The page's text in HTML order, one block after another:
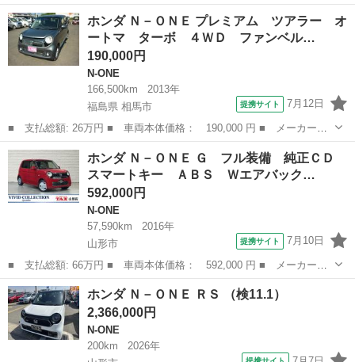
名： ホンダ ■ 車種名： Ｎ－ＯＮＥ ■ グレード名： プレミア
ム・Ｌパッケージ 修復歴無 純正ＣＤオーディオ バックカメラ
ＥＴＣ プッ...
山形 山形市 N-ONE
ホンダ Ｎ－ＯＮＥ プレミアム ツアラー オ
ートマ ターボ ４ＷＤ ファンベル…
190,000円
N-ONE
166,500km
2013年
福島県 相馬市
提携サイト 7月12日
■ 支払総額: 26万円 ■ 車両本体価格： 190,000 円 ■ メーカー
名： ホンダ ■ 車種名： Ｎ－ＯＮＥ ■ グレード名： プレミア
ム ツアラー オートマ ターボ ４ＷＤ ファンベルト・ＣＶＴフ
ルード交換済み ...
福島 相馬市 N-ONE
ホンダ Ｎ－ＯＮＥ Ｇ フル装備 純正ＣＤ
スマートキー ＡＢＳ Ｗエアバック…
592,000円
N-ONE
57,590km
2016年
山形市
提携サイト 7月10日
■ 支払総額: 66万円 ■ 車両本体価格： 592,000 円 ■ メーカー
名： ホンダ ■ 車種名： Ｎ－ＯＮＥ ■ グレード名： Ｇ フル
装備 純正ＣＤ スマートキー ＡＢＳ Ｗエアバック アイドリン
グストップ ■ ...
山形 山形市 N-ONE
ホンダ Ｎ－ＯＮＥ ＲＳ （検11.1）
2,366,000円
N-ONE
200km
2026年